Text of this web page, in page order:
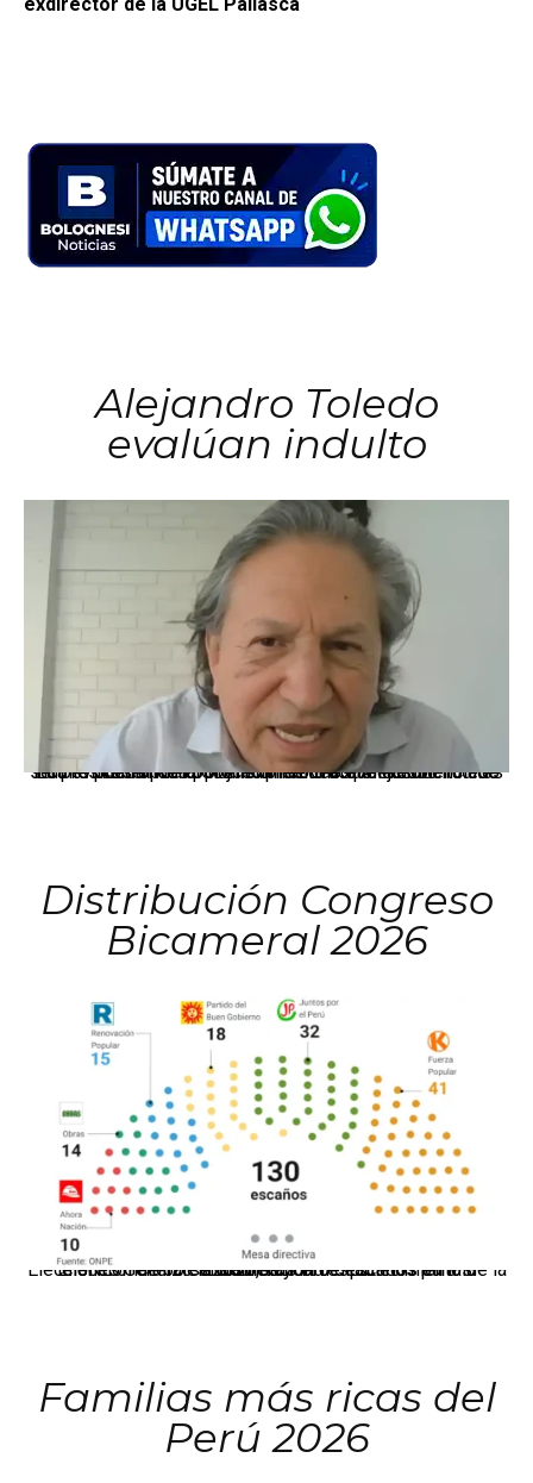
Alejandro Toledo
evalúan indulto
La presidenta Keiko Fujimori informó que la solicitud de indulto presentada por el expresidente Alejandro Toledo será evaluada por la Comisión de Gracias Presidenciales conforme al procedimiento establecido.
Distribución Congreso
Bicameral 2026
El JNE oficializó la distribución de escaños para la elección de 60 senadores y 130 diputados en las Elecciones Generales 2026, tras el restablecimiento de la Bicameralidad.
Familias más ricas del
Perú 2026